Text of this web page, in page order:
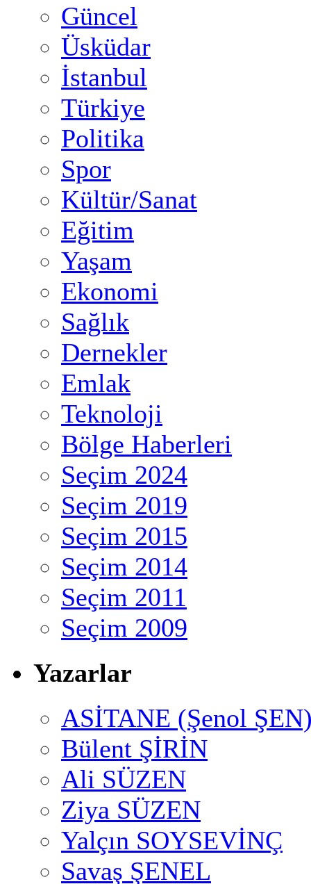
Güncel
Üsküdar
İstanbul
Türkiye
Politika
Spor
Kültür/Sanat
Eğitim
Yaşam
Ekonomi
Sağlık
Dernekler
Emlak
Teknoloji
Bölge Haberleri
Seçim 2024
Seçim 2019
Seçim 2015
Seçim 2014
Seçim 2011
Seçim 2009
Yazarlar
ASİTANE (Şenol
Bülent ŞİRİN
Ali SÜZEN
Ziya SÜZEN
Yalçın SOYSEVİNÇ
Savaş ŞENEL